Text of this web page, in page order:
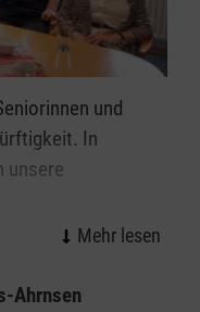
und
In
unsere
Es
und Freude.
Ahrnsen